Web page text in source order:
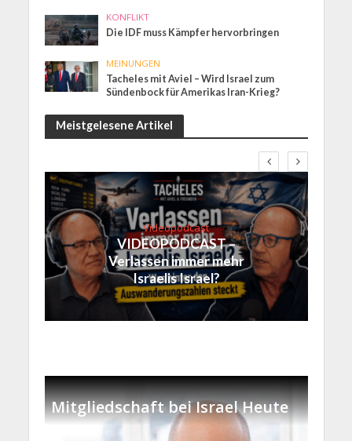
KONFLIKT
Die IDF muss Kämpfer hervorbringen
MEINUNGEN
Tacheles mit Aviel – Wird Israel zum
Sündenbock für Amerikas Iran-Krieg?
Meistgelesene Artikel
Videopodcast
VIDEOPODCAST –
Verlassen immer mehr
Israelis Israel?
Mitgliedschaft bei Israel Heute